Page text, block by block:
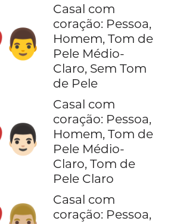
Casal com
coração: Pessoa,
Homem, Tom de
Pele Médio-
Claro, Sem Tom
de Pele
Casal com
coração: Pessoa,
Homem, Tom de
Pele Médio-
Claro, Tom de
Pele Claro
Casal com
coração: Pessoa,